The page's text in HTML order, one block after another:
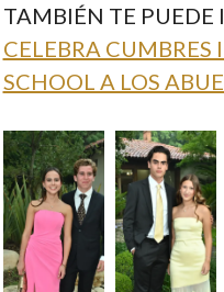
TAMBIÉN TE PUEDE
CELEBRA
SCHOOL A LOS